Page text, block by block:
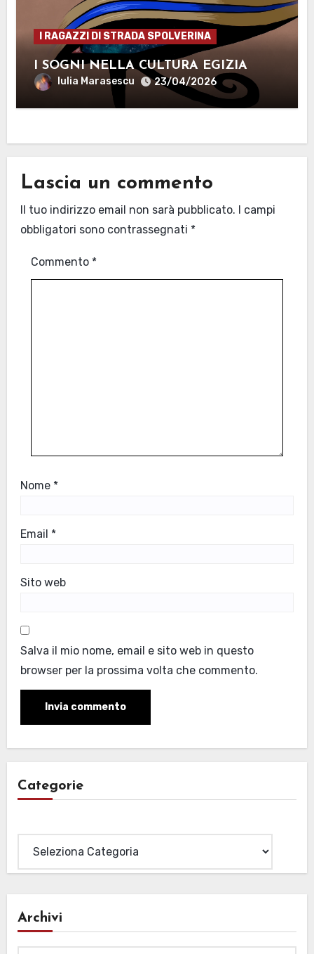
I RAGAZZI DI STRADA SPOLVERINA
I SOGNI NELLA CULTURA EGIZIA
Iulia Marasescu 23/04/2026
Lascia un commento
Il tuo indirizzo email non sarà pubblicato. I campi
obbligatori sono contrassegnati *
Commento *
Nome *
Email *
Sito web
Salva il mio nome, email e sito web in questo
browser per la prossima volta che commento.
Categorie
Archivi